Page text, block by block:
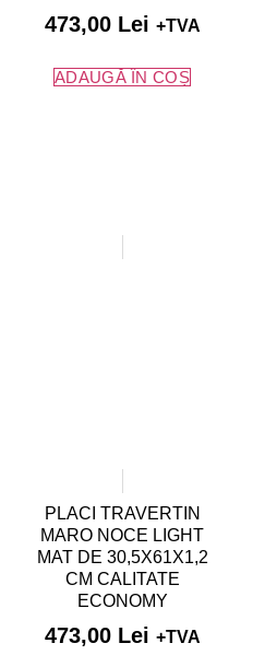
473,00 Lei +TVA
ADAUGĂ ÎN COȘ
PLACI TRAVERTIN
MARO NOCE LIGHT
MAT DE 30,5X61X1,2
CM CALITATE
ECONOMY
473,00 Lei +TVA